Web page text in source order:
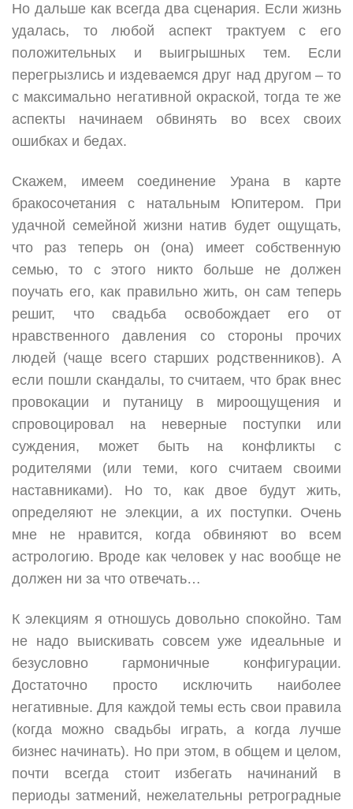
Но дальше как всегда два сценария. Если жизнь
удалась, то любой аспект трактуем с его
положительных и выигрышных тем. Если
перегрызлись и издеваемся друг над другом – то
с максимально негативной окраской, тогда те же
аспекты начинаем обвинять во всех своих
ошибках и бедах.
Скажем, имеем соединение Урана в карте
бракосочетания с натальным Юпитером. При
удачной семейной жизни натив будет ощущать,
что раз теперь он (она) имеет собственную
семью, то с этого никто больше не должен
поучать его, как правильно жить, он сам теперь
решит, что свадьба освобождает его от
нравственного давления со стороны прочих
людей (чаще всего старших родственников). А
если пошли скандалы, то считаем, что брак внес
провокации и путаницу в мироощущения и
спровоцировал на неверные поступки или
суждения, может быть на конфликты с
родителями (или теми, кого считаем своими
наставниками). Но то, как двое будут жить,
определяют не элекции, а их поступки. Очень
мне не нравится, когда обвиняют во всем
астрологию. Вроде как человек у нас вообще не
должен ни за что отвечать…
К элекциям я отношусь довольно спокойно. Там
не надо выискивать совсем уже идеальные и
безусловно гармоничные конфигурации.
Достаточно просто исключить наиболее
негативные. Для каждой темы есть свои правила
(когда можно свадьбы играть, а когда лучше
бизнес начинать). Но при этом, в общем и целом,
почти всегда стоит избегать начинаний в
периоды затмений, нежелательны ретроградные